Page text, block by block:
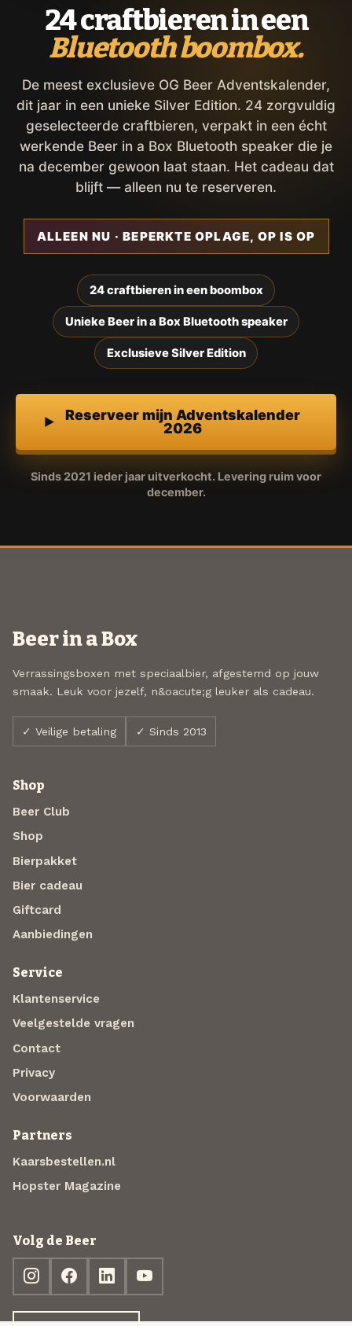
24 craftbieren in een
Bluetooth boombox.
De meest exclusieve OG Beer Adventskalender,
dit jaar in een unieke Silver Edition. 24 zorgvuldig
geselecteerde craftbieren, verpakt in een écht
werkende Beer in a Box Bluetooth speaker die je
na december gewoon laat staan. Het cadeau dat
blijft — alleen nu te reserveren.
ALLEEN NU · BEPERKTE OPLAGE, OP IS OP
24 craftbieren in een boombox
Unieke Beer in a Box Bluetooth speaker
Exclusieve Silver Edition
Reserveer mijn Adventskalender
2026
Sinds 2021 ieder jaar uitverkocht. Levering ruim voor
december.
Beer in a Box
Verrassingsboxen met speciaalbier, afgestemd op jouw
smaak. Leuk voor jezelf, n&oacute;g leuker als cadeau.
✓ Veilige betaling ✓ Sinds 2013
Shop
Beer Club
Shop
Bierpakket
Bier cadeau
Giftcard
Aanbiedingen
Service
Klantenservice
Veelgestelde vragen
Contact
Privacy
Voorwaarden
Partners
Kaarsbestellen.nl
Hopster Magazine
Volg de Beer